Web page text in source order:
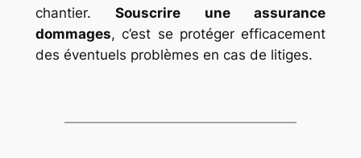
chantier.Souscrire une assurance
dommages, c’est se protéger efficacement
des éventuels problèmes en cas de litiges.